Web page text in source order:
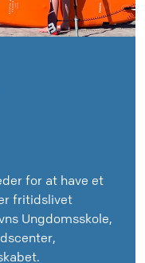
for at have et
fritidslivet
Ungdomsskole,